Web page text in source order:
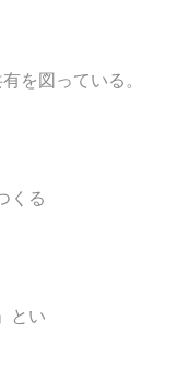
を図っている。
くる
とい